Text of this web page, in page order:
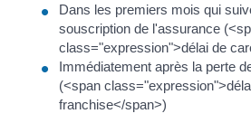
Dans les premiers mois qui
souscription de l'assurance
class="expression">délai de
Immédiatement après la perte
(<span
franchise</span>)